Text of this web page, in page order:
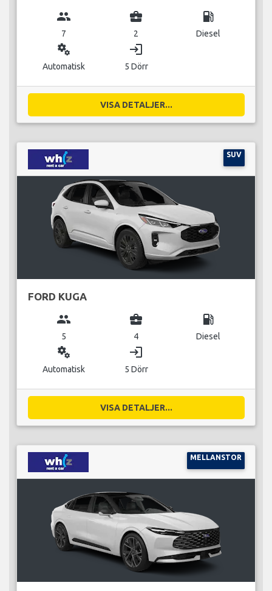
group
7
business_center
2
local_gas_station
Diesel
miscellaneous_services
Automatisk
login
5 Dörr
VISA DETALJER...
SUV
FORD KUGA
group
5
business_center
4
local_gas_station
Diesel
miscellaneous_services
Automatisk
login
5 Dörr
VISA DETALJER...
MELLANSTOR